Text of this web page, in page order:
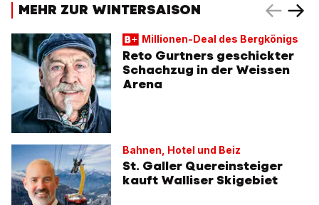
MEHR ZUR WINTERSAISON
Millionen-Deal des Bergkönigs
Reto Gurtners geschickter
Schachzug in der Weissen
Arena
Bahnen, Hotel und Beiz
St. Galler Quereinsteiger
kauft Walliser Skigebiet